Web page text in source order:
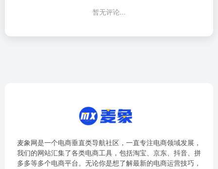
暂无评论...
麦象网是一个电商垂直类导航社区，一直专注电商领域发展，
我们的网站汇集了各类电商工具，包括淘宝、京东、抖音、拼
多多等多个电商平台。无论你是想了解最新的电商运营技巧，